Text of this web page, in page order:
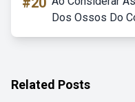
Dos Ossos Do
Related Posts